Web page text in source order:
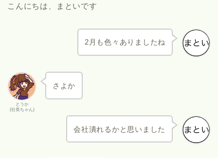
こんにちは、まといです
2月も色々ありましたね
とうか
(社長ちゃん)
さよか
会社潰れるかと思いました